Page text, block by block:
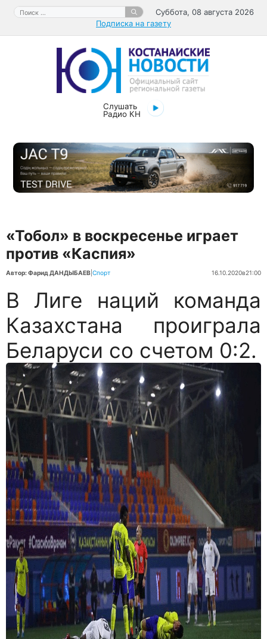
Перейти
содержимому
Поиск:
Суббота, 08 августа 2026
Подписка на газету
Слушать
Радио КН
«Тобол» в воскресенье играет
против «Каспия»
Автор: Фарид ДАНДЫБАЕВ Спорт 16.10.2020в21:00
В Лиге наций команда
Казахстана проиграла
Беларуси со счетом 0:2.